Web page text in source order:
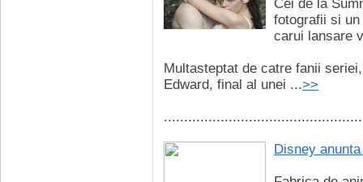
Cei de la
fotografii si
carui lansare
Multasteptat de catre fanii
Edward, final al unei ...>>
Disney